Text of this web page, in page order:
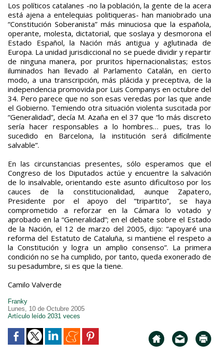
Los políticos catalanes -no la población, la gente de la acera
está ajena a entelequias politiqueras- han maniobrado una
“Constitución Soberanista” más minuciosa que la española,
operante, molesta, dictatorial, que soslaya y desmorona el
Estado Español, la Nación más antigua y aglutinada de
Europa. La unidad jurisdiccional no se puede dividir y repartir
de ninguna manera, por pruritos hipernacionalistas; estos
iluminados han llevado al Parlamento Catalán, en cierto
modo, a una transcripción, más plácida y preceptiva, de la
independencia promovida por Luis Companys en octubre del
34. Pero parece que no son esas veredas por las que ande
el Gobierno. Temiendo otra situación violenta suscitada por
“Generalidad”, decía M. Azaña en el 37 que “lo más discreto
sería hacer responsables a lo hombres… pues, tras lo
sucedido en Barcelona, la institución será difícilmente
salvable”.
En las circunstancias presentes, sólo esperamos que el
Congreso de los Diputados actúe y encuentre la salvación
de lo insalvable, orientando este asunto dificultoso por los
cauces de la constitucionalidad, aunque Zapatero,
Presidente por el apoyo del “tripartito”, se haya
comprometido a reforzar en la Cámara lo votado y
aprobado en la “Generalidad”; en el debate sobre el Estado
de la Nación, el 12 de marzo del 2005, dijo: “apoyaré una
reforma del Estatuto de Cataluña, si mantiene el respeto a
la Constitución y logra un amplio consenso”. La primera
condición no se ha cumplido, por tanto, queda exonerado de
su pesadumbre, si es que la tiene.
Camilo Valverde
Franky
Lunes, 10 de Octubre 2005
Artículo leído 2031 veces